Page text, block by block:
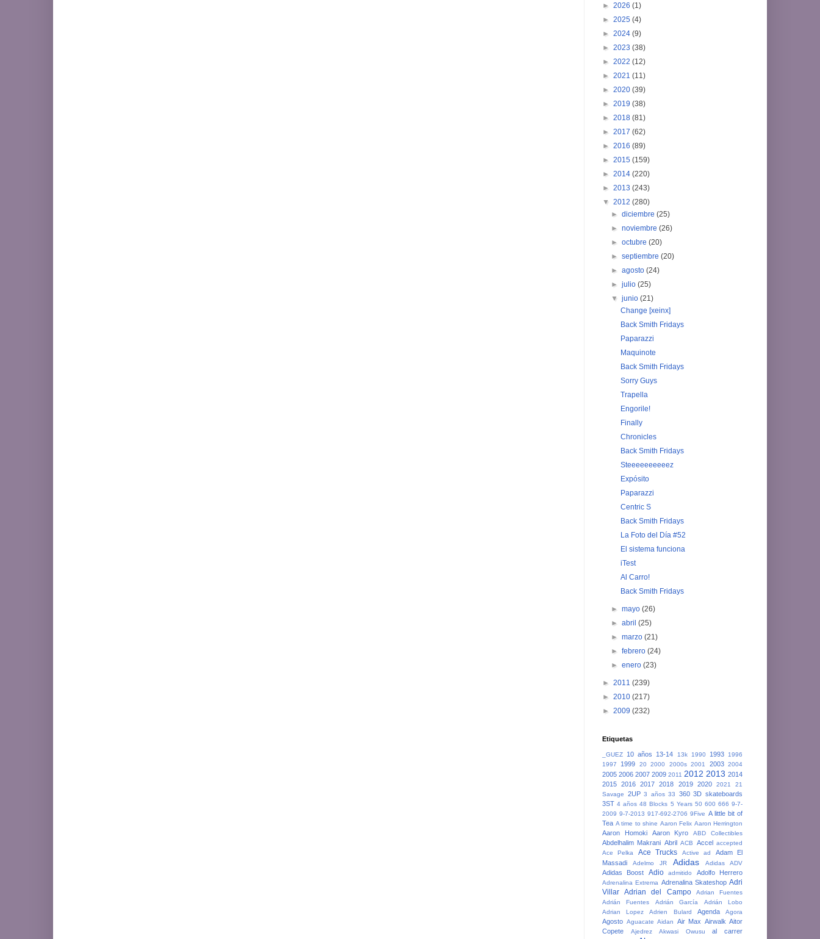
► 2026 (1)
► 2025 (4)
► 2024 (9)
► 2023 (38)
► 2022 (12)
► 2021 (11)
► 2020 (39)
► 2019 (38)
► 2018 (81)
► 2017 (62)
► 2016 (89)
► 2015 (159)
► 2014 (220)
► 2013 (243)
▼ 2012 (280)
►diciembre(25)
►noviembre(26)
►octubre(20)
►septiembre(20)
►agosto(24)
►julio(25)
▼junio(21)
Change [xeinx]
Back Smith Fridays
Paparazzi
Maquinote
Back Smith Fridays
Sorry Guys
Trapella
Engorile!
Finally
Chronicles
Back Smith Fridays
Steeeeeeeeeez
Expósito
Paparazzi
Centric S
Back Smith Fridays
La Foto del Día #52
El sistema funciona
iTest
Al Carro!
Back Smith Fridays
►mayo(26)
►abril(25)
►marzo(21)
►febrero(24)
►enero(23)
► 2011 (239)
► 2010 (217)
► 2009 (232)
Etiquetas
_GUEZ 10 años 13-14 13k 1990 1993
1996
1997
1999 20 2000 2000s 2001 2003 2004
2005 2006 2007 2009 2011 2012 2013 2014
2015 2016 2017 2018 2019 2020 2021
21
Savage
2UP 3 años 33 360 3D skateboards
3ST 4 años 48 Blocks 5 Years 50 600 666 9-7-
2009 9-7-2013 917-692-2706 9Five A little bit of
Tea A time to shine Aaron Felix Aaron Herrington
Aaron Homoki Aaron Kyro ABD Collectibles
Abdelhalim Makrani Abril ACB Accel accepted
Ace Pelka
Ace Trucks Active ad
Adam El
Massadi
Adelmo JR Adidas Adidas ADV
Adidas Boost Adio admitido Adolfo Herrero
Adrenalina Extrema Adrenalina Skateshop Adri
Villar Adrian del Campo
Adrian Fuentes
Adrián Fuentes
Adrián García
Adrián Lobo
Adrian Lopez
Adrien Bulard Agenda Agora
Agosto Aguacate Aidan Air Max Airwalk Aitor
Copete
Ajedrez Akwasi Owusu
al carrer